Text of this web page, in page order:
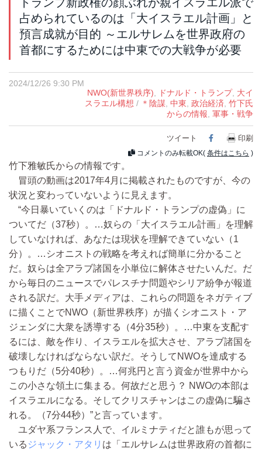
占められているのは「大イスラエル計画」と
預言成就が目的 ～エルサレムを世界政府の
首都にするためには中東での大戦争が必要
2024/12/26 9:30 PM
NWO(新世界秩序), ドナルド・トランプ, 大イ
スラエル構想 / ＊陰謀, 中東, 政治経済, 竹下氏
からの情報, 軍事・戦争
ツイート Facebook
印刷
コメントのみ転載OK( 条件はこちら )
竹下雅敏氏からの情報です。
冒頭の動画は2017年4月に掲載されたものですが、今の
状況と変わっていないように見えます。
“今日暴いていくのは「ドナルド・トランプの虚偽」に
ついてだ（37秒）。…奴らの「大イスラエル計画」を理解
していなければ、あなたは現状を理解できていない（1
分）。…シオニストの戦略を考えれば簡単に分かること
だ。奴らは全アラブ諸国を小単位に解体させたいんだ。だ
から毎日のニュースでパレスチナ問題やシリア紛争が報道
される訳だ。大手メディアは、これらの問題をネガティブ
に描くことでNWO（新世界秩序）が描くシオニスト・ア
ジェンダに大衆を誘導する（4分35秒）。…中東を支配す
るには、敵を作り、イスラエルを拡大させ、アラブ諸国を
破壊しなければならない訳だ。そうしてNWOを達成する
つもりだ（5分40秒）。…何兆円と言う資金が世界中から
この小さな領土に集まる。何故だと思う？ NWOの本部は
イスラエルになる。そしてクリスチャンはこの虚偽に騙さ
れる。（7分44秒）”と言っています。
ユダヤ系フランス人で、イルミナティだと誰もが思って
いる ジャック・アタリ は「エルサレムは世界政府の首都に